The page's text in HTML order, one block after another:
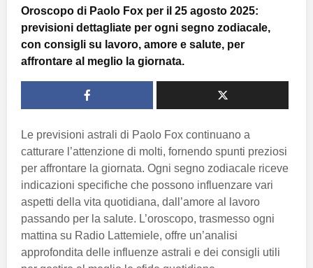
Oroscopo di Paolo Fox per il 25 agosto 2025:
previsioni dettagliate per ogni segno zodiacale,
con consigli su lavoro, amore e salute, per
affrontare al meglio la giornata.
Le previsioni astrali di Paolo Fox continuano a
catturare l’attenzione di molti, fornendo spunti preziosi
per affrontare la giornata. Ogni segno zodiacale riceve
indicazioni specifiche che possono influenzare vari
aspetti della vita quotidiana, dall’amore al lavoro
passando per la salute. L’oroscopo, trasmesso ogni
mattina su Radio Lattemiele, offre un’analisi
approfondita delle influenze astrali e dei consigli utili